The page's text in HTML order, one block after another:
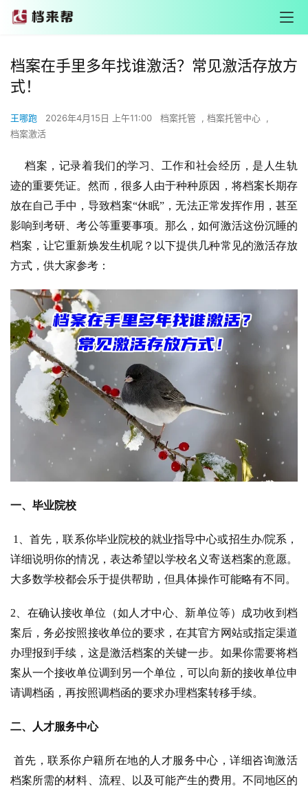
档案在手里多年找谁激活？常见激活存放方
式！
王哪跑 2026年4月15日 上午11:00 档案托管 , 档案托管中心
,
档案激活
档案，记录着我们的学习、工作和社会经历，是人生轨
迹的重要凭证。然而，很多人由于种种原因，将档案长期存
放在自己手中，导致档案“休眠”，无法正常发挥作用，甚至
影响到考研、考公等重要事项。那么，如何激活这份沉睡的
档案，让它重新焕发生机呢？以下提供几种常见的激活存放
方式，供大家参考：
一、毕业院校
1、首先，联系你毕业院校的就业指导中心或招生办/院系，
详细说明你的情况，表达希望以学校名义寄送档案的意愿。
大多数学校都会乐于提供帮助，但具体操作可能略有不同。
2、在确认接收单位（如人才中心、新单位等）成功收到档
案后，务必按照接收单位的要求，在其官方网站或指定渠道
办理报到手续，这是激活档案的关键一步。如果你需要将档
案从一个接收单位调到另一个单位，可以向新的接收单位申
请调档函，再按照调档函的要求办理档案转移手续。
二、人才服务中心
首先，联系你户籍所在地的人才服务中心，详细咨询激活
档案所需的材料、流程、以及可能产生的费用。不同地区的